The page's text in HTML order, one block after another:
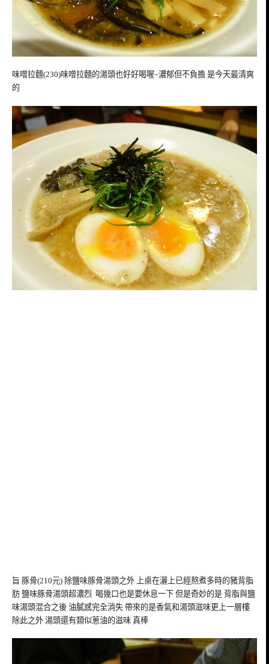
味噌拉麵(230)味噌拉麵的湯頭也好好喝喔~濃郁但不負擔 是今天最清爽
的
旨 豚骨(210元) 除鹽味豚骨湯頭之外 上桌在灑上已經熬煮多時的豬背脂
肪 鹽味豚骨湯頭超濃烈 喝幾口也是要休息一下 但是奇妙的是 背脂與鹽
味湯頭混合之後 油膩感完全消失 帶來的是香氣和湯頭滋味更上一層樓
除此之外 湯頭還有類似蔥油的滋味 真棒